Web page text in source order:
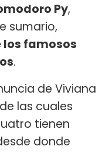
Py,
sumario,
los famosos
.
de Viviana
las cuales
tienen
donde